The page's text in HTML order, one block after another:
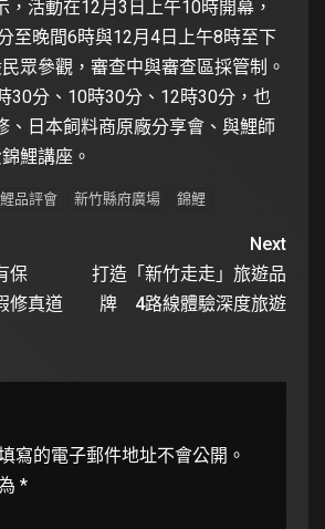
，活動在12月3日上午10時開幕，
至晚間6時與12月4日上午8時至下
眾參觀，審查中與審查區採管制。
30分、10時30分、12時30分，也
、日本飼料商原廠分享會、與鯉師
鯉講座。
品評會 新竹縣府廣場 錦鯉
保
修真道
Next
打造「新竹走走」旅遊品
牌 4路線體驗深度旅遊
寫的電子郵件地址不會公開。
*